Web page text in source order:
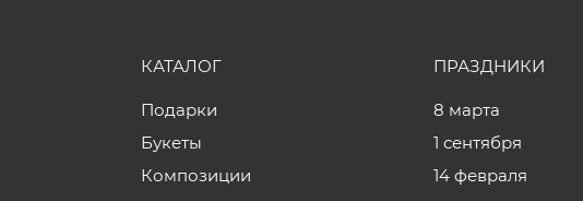
КАТАЛОГ
Подарки
Букеты
Композиции
ПРАЗДНИКИ
8 марта
1 сентября
14 февраля